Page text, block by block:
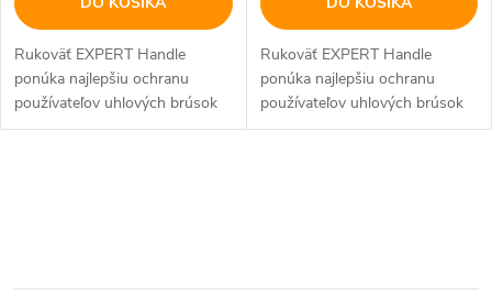
u
k
v
u
k
t
Rukoväť EXPERT Handle
ponúka najlepšiu ochranu
používateľov uhlových brúsok
Rukoväť EXPERT Handle
ponúka najlepšiu ochranu
používateľov uhlových brúsok
l